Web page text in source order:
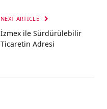
NEXT ARTICLE
İzmex ile Sürdürülebilir
Ticaretin Adresi